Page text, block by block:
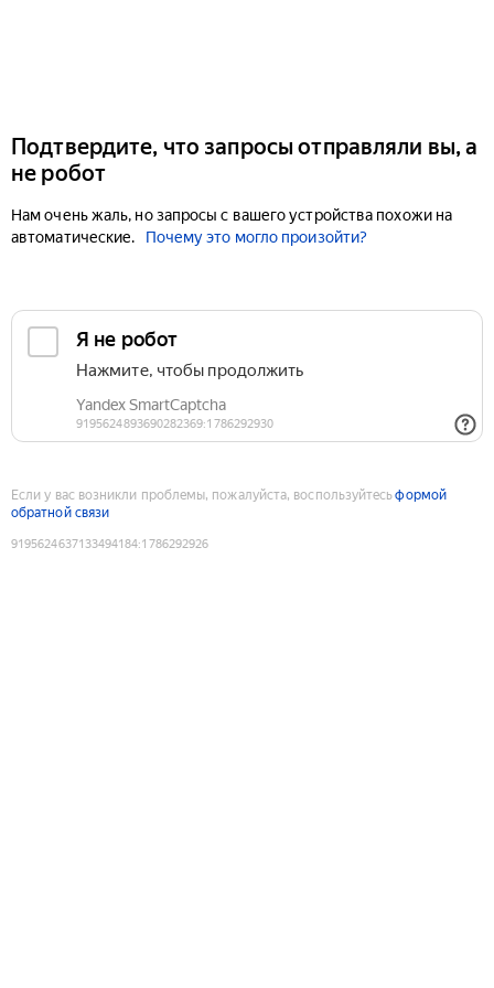
Подтвердите, что запросы отправляли вы, а
не робот
Нам очень жаль, но запросы с вашего устройства похожи на
автоматические.
Почему это могло произойти?
Если у вас возникли проблемы, пожалуйста, воспользуйтесьформой
обратной связи
9195624637133494184:1786292926